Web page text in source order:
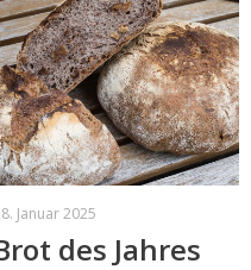
Januar 2025
des Jahres